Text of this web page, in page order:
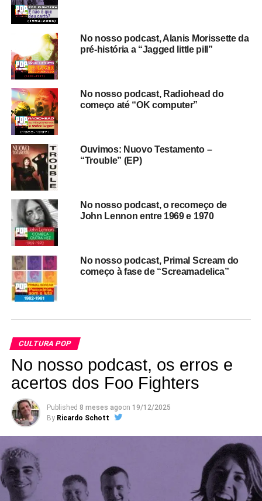
E a MTV é o tema do segundo episódio do nosso podcast
POP FANTASMA DOCUMENTO. Relembramos o início
da emissora, recordamos como estava o mercado da
música em 1981 (acredita que as gravadoras não viam a
MTV com bons olhos?) e convidamos a apresentadora,
jornalista e escritora Lorena Calábria para falar um pouco
sobre como foi que a MTV mudou a minha, a sua, a
nossa vida. Lorena foi apresentadora da MTV Brasil no
comecinho, além de trabalhar em outros programas de
música, em vários canais.
Ah, e se você não se lembra como as pessoas ouviam
música na TV no Brasil antes da MTV, a gente refresca
sua memória.
Roteiro, apresentação, edição, produção: Ricardo Schott.
Spotify,
>>> E não esqueça de ouvir a Mixtape Pop
Fantasma.
No nosso podcast, Alanis Morissette da
pré-história a “Jagged little pill”
No nosso podcast, Radiohead do
começo até “OK computer”
Ouvimos: Nuovo Testamento –
“Trouble” (EP)
No nosso podcast, o recomeço de
John Lennon entre 1969 e 1970
No nosso podcast, Primal Scream do
começo à fase de “Screamadelica”
CULTURA POP
No nosso podcast, os erros e
acertos dos Foo Fighters
Published 8 meses agoon 19/12/2025
By Ricardo Schott